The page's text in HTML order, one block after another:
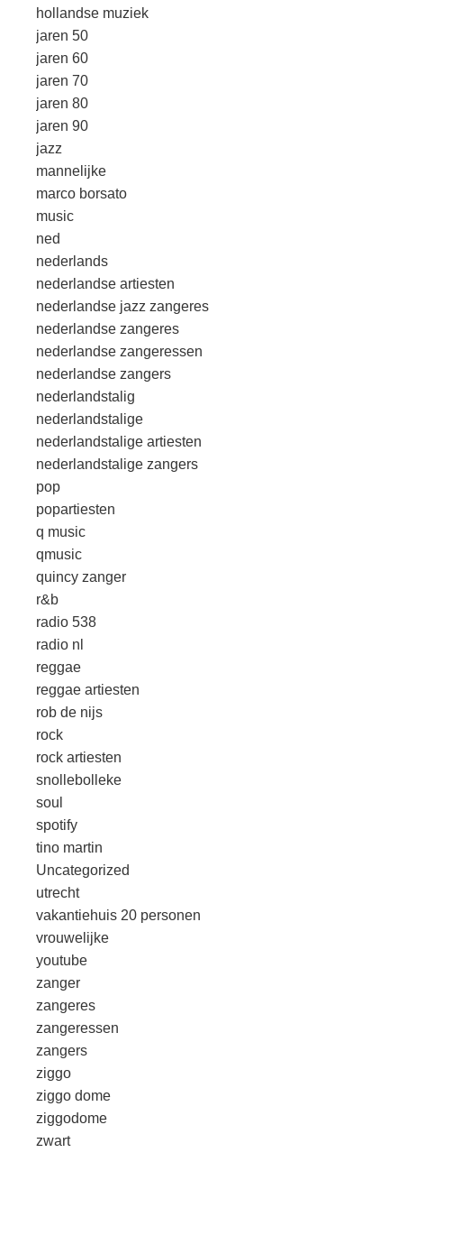
hollandse muziek
jaren 50
jaren 60
jaren 70
jaren 80
jaren 90
jazz
mannelijke
marco borsato
music
ned
nederlands
nederlandse artiesten
nederlandse jazz zangeres
nederlandse zangeres
nederlandse zangeressen
nederlandse zangers
nederlandstalig
nederlandstalige
nederlandstalige artiesten
nederlandstalige zangers
pop
popartiesten
q music
qmusic
quincy zanger
r&b
radio 538
radio nl
reggae
reggae artiesten
rob de nijs
rock
rock artiesten
snollebolleke
soul
spotify
tino martin
Uncategorized
utrecht
vakantiehuis 20 personen
vrouwelijke
youtube
zanger
zangeres
zangeressen
zangers
ziggo
ziggo dome
ziggodome
zwart